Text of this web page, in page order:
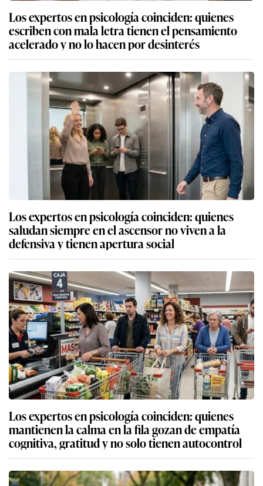
Los expertos en psicología coinciden: quienes
escriben con mala letra tienen el pensamiento
acelerado y no lo hacen por desinterés
Los expertos en psicología coinciden: quienes
saludan siempre en el ascensor no viven a la
defensiva y tienen apertura social
Los expertos en psicología coinciden: quienes
mantienen la calma en la fila gozan de empatía
cognitiva, gratitud y no solo tienen autocontrol